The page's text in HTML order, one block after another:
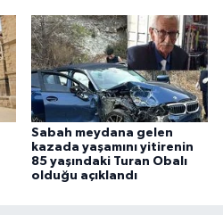
Sabah meydana gelen
kazada yaşamını yitirenin
85 yaşındaki Turan Obalı
olduğu açıklandı